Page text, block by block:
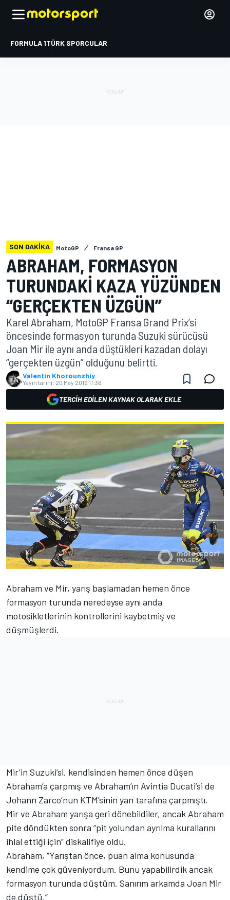
FORMULA 1TÜRK SPORCULAR
SON DAKIKA MotoGP Fransa GP
ABRAHAM, FORMASYON
TURUNDAKI KAZA YÜZÜNDEN
“GERÇEKTEN ÜZGÜN”
Karel Abraham, MotoGP Fransa Grand Prix’si
öncesinde formasyon turunda Suzuki sürücüsü
Joan Mir ile aynı anda düştükleri kazadan dolayı
“gerçekten üzgün” olduğunu belirtti.
Valentin Khorounzhiy
Yayın tarihi: 20 May 2019 11:36
TERCIH EDILEN KAYNAK OLARAK EKLE
Abraham ve Mir, yarış başlamadan hemen önce
formasyon turunda neredeyse aynı anda
motosikletlerinin kontrollerini kaybetmiş ve
düşmüşlerdi.
Mir’in Suzuki’si, kendisinden hemen önce düşen
Abraham’a çarpmış ve Abraham’ın Avintia Ducati’si de
Johann Zarco’nun KTM’sinin yan tarafına çarpmıştı.
Mir ve Abraham yarışa geri dönebildiler, ancak Abraham
pite döndükten sonra “pit yolundan ayrılma kurallarını
ihlal ettiği için” diskalifiye oldu.
Abraham, “Yarıştan önce, puan alma konusunda
kendime çok güveniyordum. Bunu yapabilirdik ancak
formasyon turunda düştüm. Sanırım arkamda Joan Mir
de düştü.”